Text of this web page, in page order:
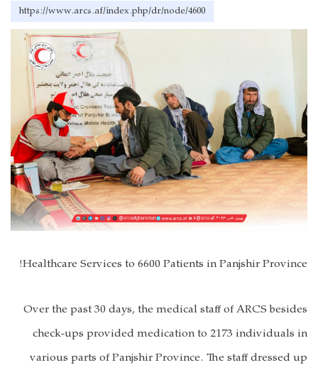
https://www.arcs.af/index.php/dr/node/4600
Healthcare Services to 6600 Patients in Panjshir Province!
Over the past 30 days, the medical staff of ARCS besides
check-ups provided medication to 2173 individuals in
various parts of Panjshir Province. The staff dressed up